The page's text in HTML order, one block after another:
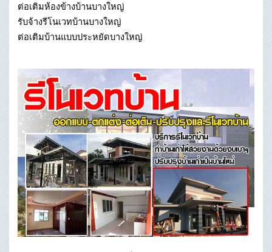
ต่อเติมห้องข้างบ้านบางใหญ่
รับจ้างรีโนเวทบ้านบางใหญ่
ต่อเติมบ้านแบบประหยัดบางใหญ่